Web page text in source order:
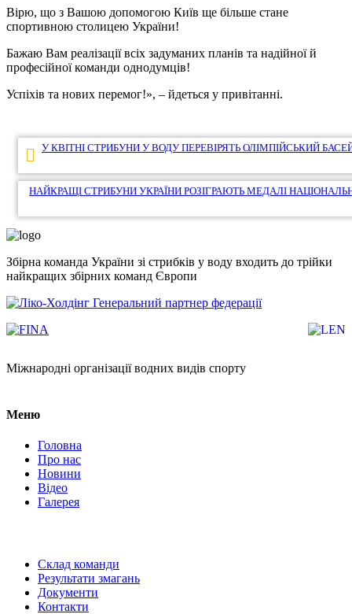
Вірю, що з Вашою допомогою Київ ще більше стане
спортивною столицею України!
Бажаю Вам реалізації всіх задуманих планів та надійної й
професійної команди однодумців!
Успіхів та нових перемог!», – йдеться у привітанні.
Навігація
записів
У КВІТНІ СТРИБУНИ У ВОДУ ПЕРЕВІРЯТЬ ОЛІМПІЙСЬКИЙ
НАЙКРАЩІ СТРИБУНИ УКРАЇНИ РОЗІГРАЮТЬ МЕДАЛІ
Збірна команда України зі стрибків у воду входить до трійки
найкращих збірних команд Європи
Генеральний партнер федерації
Міжнародні організації водних видів спорту
Меню
Головна
Про нас
Новини
Відео
Галерея
Склад команди
Результати змагань
Документи
Контакти